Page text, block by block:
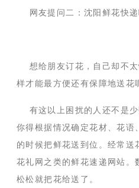
网友提问二：沈阳鲜花快递
想给朋友订花，自己却不太
样才能最方便还有保障地送花
有这以上困扰的人还不是少
你得根据情况确定花材、花语
的时候把鲜花送到位。经常送
花礼网之类的鲜花速递网站。
松松就把花给送了。